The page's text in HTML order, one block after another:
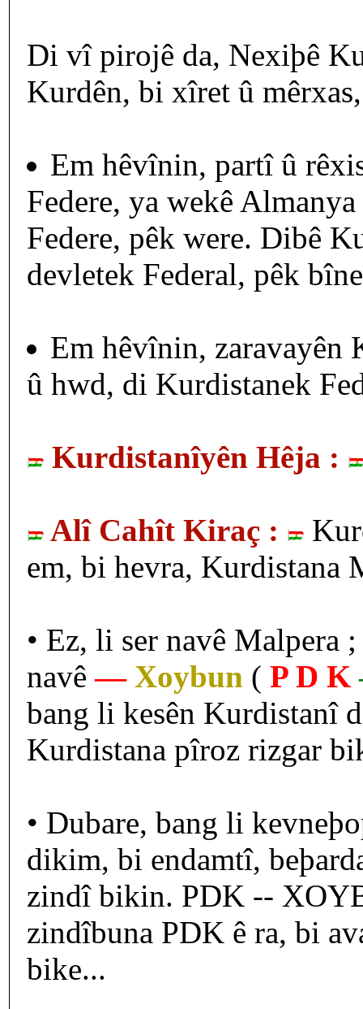
Di vî pirojê da, Nexiþê
Kurdên, bi xîret û
Em hêvînin, partî û
Federe, ya wekê
Federe, pêk were. Dibê
devletek Federal, pêk
Em hêvînin,
û hwd, di Kurdistanek
Kurdistanîyên Hêja :
Alî Cahît Kiraç :
em, bi hevra, Kurdistana
• Ez, li ser navê
navê— Xoybun ( P D K
bang li kesên Kurdistanî
Kurdistana pîroz rizgar
• Dubare, bang li
dikim, bi endamtî,
zindî bikin. PDK --
zindîbuna PDK ê ra, bi
bike...